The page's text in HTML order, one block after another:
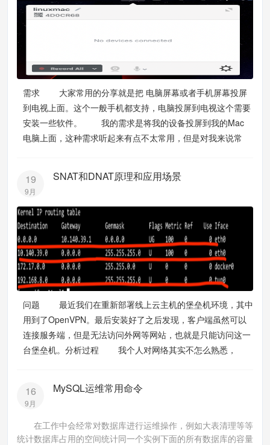
需求 大家常用的分享就是把 电脑屏幕或者手机屏幕投屏
到电视上面。这个一般手机都支持，电脑投屏到电视这个需要
安装一些软件。 我的需求是将我的设备投屏到我的Mac
电脑上面，这种需求听起来有点不太常用，但是对我来说常
19
9月
SNAT和DNAT原理和应用场景
问题 最近我们在重新部署线上云主机的堡垒机环境，其中
用到了OpenVPN。最后安装好了之后发现，客户端虽然可以
连接服务端，但是无法访问外网等网站，也就是只能访问这一
台堡垒机。分析过程 我个人对网络其实不怎么熟悉，
16
9月
MySQL运维常用命令
在工作中会经常对数据库进行运维操作，例如大表清理等等
统计数据库占用的空间统计同一个实例下面的所有数据库的容量